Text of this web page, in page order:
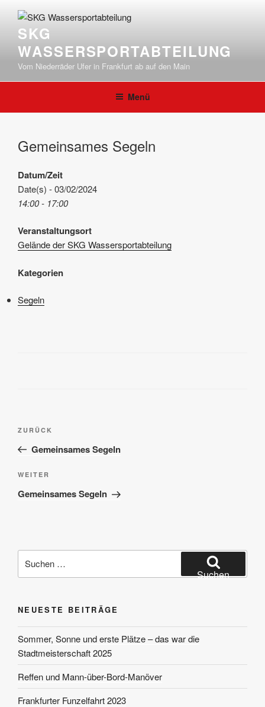
Inhalt
springenSKG
WASSERSPORTABTEILUNG
Vom Niederräder Ufer in Frankfurt ab auf den Main
Menü
Gemeinsames Segeln
Datum/Zeit
Date(s) - 03/02/2024
14:00 - 17:00
Veranstaltungsort
Gelände der SKG Wassersportabteilung
Kategorien
Segeln
Beitragsnavigation
Vorheriger
Beitrag
ZURÜCK
Gemeinsames Segeln
Nächster
Beitrag
WEITER
Gemeinsames Segeln
nach:
Suchen
NEUESTE BEITRÄGE
Sommer, Sonne und erste Plätze – das war die
Stadtmeisterschaft 2025
Reffen und Mann-über-Bord-Manöver
Frankfurter Funzelfahrt 2023